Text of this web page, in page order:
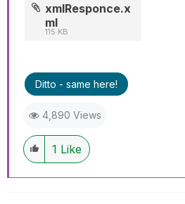
xmlResponce.x
ml
115 KB
Ditto - same here!
4,890 Views
1 Like